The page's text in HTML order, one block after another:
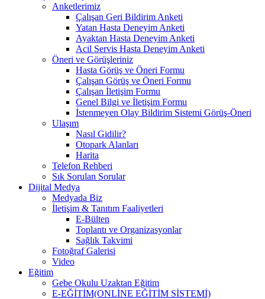
Anketlerimiz
Çalışan Geri Bildirim Anketi
Yatan Hasta Deneyim Anketi
Ayaktan Hasta Deneyim Anketi
Acil Servis Hasta Deneyim Anketi
Öneri ve Görüşleriniz
Hasta Görüş ve Öneri Formu
Çalışan Görüş ve Öneri Formu
Çalışan İletişim Formu
Genel Bilgi ve İletişim Formu
İstenmeyen Olay Bildirim Sistemi Görüş-Öneri
Ulaşım
Nasıl Gidilir?
Otopark Alanları
Harita
Telefon Rehberi
Sık Sorulan Sorular
Dijital Medya
Medyada Biz
İletişim & Tanıtım Faaliyetleri
E-Bülten
Toplantı ve Organizasyonlar
Sağlık Takvimi
Fotoğraf Galerisi
Video
Eğitim
Gebe Okulu Uzaktan Eğitim
E-EĞİTİM(ONLİNE EĞİTİM SİSTEMİ)